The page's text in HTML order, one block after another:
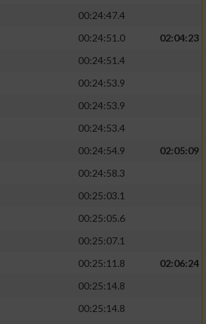
00:24:47.4
00:24:51.0
02:04:23
00:24:51.4
00:24:53.9
00:24:53.9
00:24:53.4
00:24:54.9
02:05:09
00:24:58.3
00:25:03.1
00:25:05.6
00:25:07.1
00:25:11.8
02:06:24
00:25:14.8
00:25:14.8